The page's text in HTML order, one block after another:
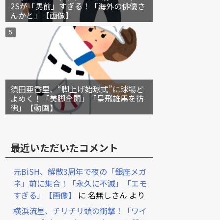
2Sが「男前」すぎる！「海外の俳優さ
んかと」【画像】
須田亜香里、“脚上げ始球式”に球場ど
よめく！「美脚全開」「星飛雄馬を彷
彿」【動画】
最近いただいたコメント
元BiSH、解散3周年で夜の「銀座メガ
ネ」前に集合！「永久に不滅」「エモ
すぎる」【画像】
に 名無しさん より
横浜流星、チリチリ頭の衝撃！「ワイ